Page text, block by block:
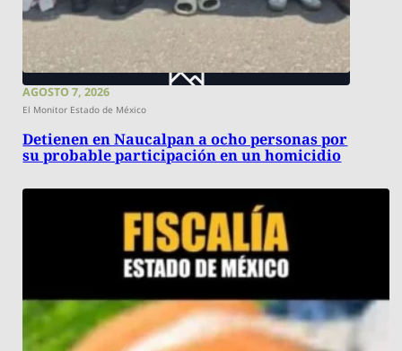
AGOSTO 7, 2026
El Monitor Estado de México
Detienen en Naucalpan a ocho personas por
su probable participación en un homicidio